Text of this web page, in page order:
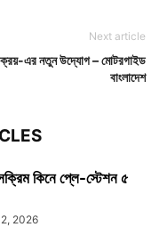
Next article
এর নতুন উদ্যোগ – মোটরগাইড
বাংলাদেশ
কিনে প্লে-স্টেশন ৫
2026